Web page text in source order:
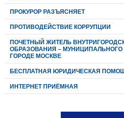
ПРОКУРОР РАЗЪЯСНЯЕТ
ПРОТИВОДЕЙСТВИЕ КОРРУПЦИИ
ПОЧЕТНЫЙ ЖИТЕЛЬ
ОБРАЗОВАНИЯ – МУНИЦИПАЛЬНОГО
ГОРОДЕ МОСКВЕ
БЕСПЛАТНАЯ ЮРИДИЧЕСКАЯ
ИНТЕРНЕТ ПРИЁМНАЯ